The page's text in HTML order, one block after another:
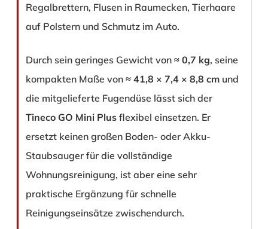
Regalbrettern, Flusen in Raumecken, Tierhaare
auf Polstern und Schmutz im Auto.
Durch sein geringes Gewicht von ≈ 0,7 kg, seine
kompakten Maße von ≈ 41,8 × 7,4 × 8,8 cmund
die mitgelieferte Fugendüse lässt sich der
Tineco GO Mini Plusflexibel einsetzen. Er
ersetzt keinen großen Boden- oder Akku-
Staubsauger für die vollständige
Wohnungsreinigung, ist aber eine sehr
praktische Ergänzung für schnelle
Reinigungseinsätze zwischendurch.